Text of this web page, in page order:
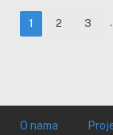
1 2 3
O nama